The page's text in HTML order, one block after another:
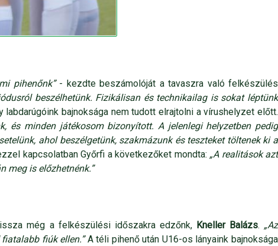
pihenőnk”- kezdte beszámolóját a tavaszra való felkészülés
beszélhetünk. Fizikálisan és technikailag is sokat léptünk
bajnoksága nem tudott elrajtolni a vírushelyzet előtt.
és minden játékosom bizonyított. A jelenlegi helyzetben pedig
ahol beszélgetünk, szakmázunk és teszteket töltenek ki a
kapcsolatban Győrfi a következőket mondta: „A realitások azt
meg is előzhetnénk.”
még a felkészülési időszakra edzőnk, Kneller Balázs. „Az
fiúk ellen.”A téli pihenő után U16-os lányaink bajnoksága